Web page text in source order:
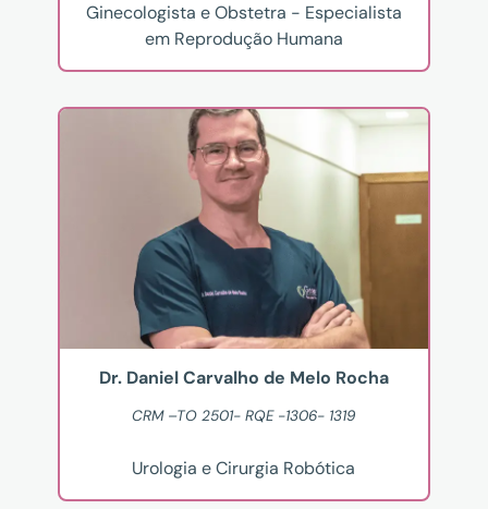
Ginecologista e Obstetra - Especialista
em Reprodução Humana
Dr. Daniel Carvalho de Melo Rocha
CRM –TO 2501- RQE -1306- 1319
Urologia e Cirurgia Robótica